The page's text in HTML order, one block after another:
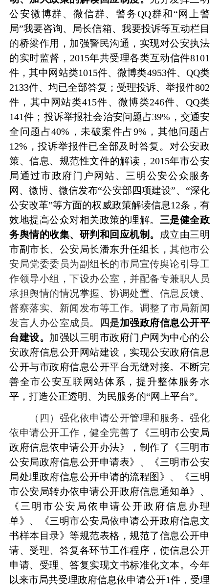
公安微博群、微信群、警务QQ群和“网上警
局”我要咨询、局长信箱、我要投诉等互动栏目
的桥梁作用，加强警民沟通，实现对公安执法
的实时监督， 2015年共受理各类互动信件8101
件，其中网站类1015件、微博类4953件、 QQ类
2133件、均已全部答复；受理投诉、举报件802
件，其中网站类415件、微博类246件、 QQ类
141件；投诉举报社会治安问题占39% ，交通安
全问题占40% ，未破案件占9% ，其他问题占
12% ，投诉举报件已全部及时答复。对公安政
策、信息、规范性文件的解读， 2015年市公安
局通过市政府门户网站、三明公安公众服务
网、微博、微信发布“公安部四项建设”、 “深化
公安改革”等方面的权威政策解读信息12条，有
效地提高公众对相关政策的理解。 三是健全政
务舆情的收集、研判和回应机制。 成立由三明
市副市长、公安局长潘东升任组长，其他市公
安局党委委员为副组长的市局宣传舆论引导工
作领导小组，下设办公室，并配备专兼职人员
承担舆情的情况掌握、协调处置、信息反馈、
督察落实、新闻发布等工作。调整了市局新闻
发言人办公室成员。
四是加强政府信息公开平
台建设。 加强以三明市政府门户网为中心的公
安政府信息公开网站建设，实现公安政府信息
公开与市政府信息公开平台无缝对接。不断完
善全市公安互联网站体系，提升整体服务水
平，打造公正透明、为民服务的“网上平台”。
（四）强化依申请公开管理和服务。强化
依申请公开工作，健全完善了《三明市公安局
政府信息依申请公开办法》，制作了《三明市
公安局政府信息公开申请表》、《三明市公安
局处理政府信息公开申请的流程图》、《三明
市公安局转办依申请公开政府信息通知单》、
《三明市公安局依申请公开政府信息 办理
单》、《三明市公安局依申请公开政府信息文
书样本目录》等规范表格，规范了信息公开申
请、受理、答复各环节工作程序，使信息公开
申请、受理、答复实现文书标准化文本。今年
以来市局共受理政府信息依申请公开1件，受理